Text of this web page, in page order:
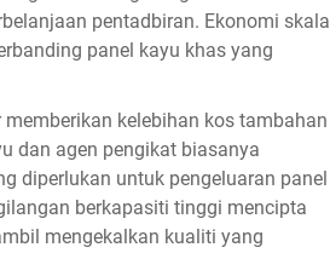
pentadbiran. Ekonomi skala
panel kayu khas yang
kelebihan kos tambahan
dan agen pengikat biasanya
diperlukan untuk pengeluaran panel
berkapasiti tinggi mencipta
mengekalkan kualiti yang